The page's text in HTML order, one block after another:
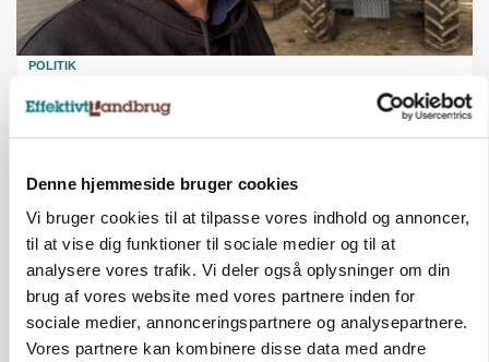
Denne hjemmeside bruger cookies
Vi bruger cookies til at tilpasse vores indhold og annoncer,
til at vise dig funktioner til sociale medier og til at
analysere vores trafik. Vi deler også oplysninger om din
brug af vores website med vores partnere inden for
sociale medier, annonceringspartnere og analysepartnere.
Vores partnere kan kombinere disse data med andre
POLITIK
protestgruppe vil demonstrere mod ny